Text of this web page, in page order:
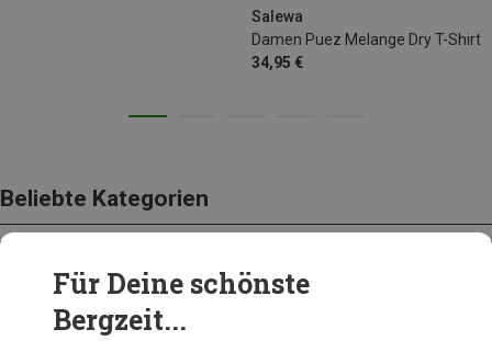
Salewa
Damen Puez Melange Dry T-Shirt
34,95 €
Beliebte Kategorien
BEKLEIDUNG
Für Deine schönste
Bergzeit...